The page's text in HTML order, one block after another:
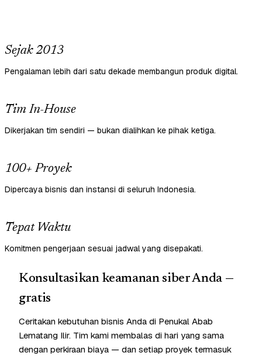
Sejak 2013
Pengalaman lebih dari satu dekade membangun produk digital.
Tim In-House
Dikerjakan tim sendiri — bukan dialihkan ke pihak ketiga.
100+ Proyek
Dipercaya bisnis dan instansi di seluruh Indonesia.
Tepat Waktu
Komitmen pengerjaan sesuai jadwal yang disepakati.
Konsultasikan keamanan siber Anda —
gratis
Ceritakan kebutuhan bisnis Anda di Penukal Abab
Lematang Ilir. Tim kami membalas di hari yang sama
dengan perkiraan biaya — dan setiap proyek termasuk